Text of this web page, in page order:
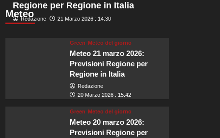
Meteo
Regione per Regione in Italia
Redazione 21 Marzo 2026 : 14:30
Green Meteo del giorno
Meteo 21 marzo 2026:
Previsioni Regione per
Regione in Italia
Redazione
20 Marzo 2026 : 15:42
Green Meteo del giorno
Meteo 20 marzo 2026:
Previsioni Regione per